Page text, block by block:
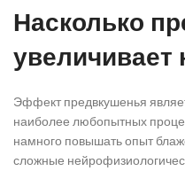
Насколько
увеличивает
Эффект предвкушенья
наиболее любопытных
намного повышать опыт
сложные